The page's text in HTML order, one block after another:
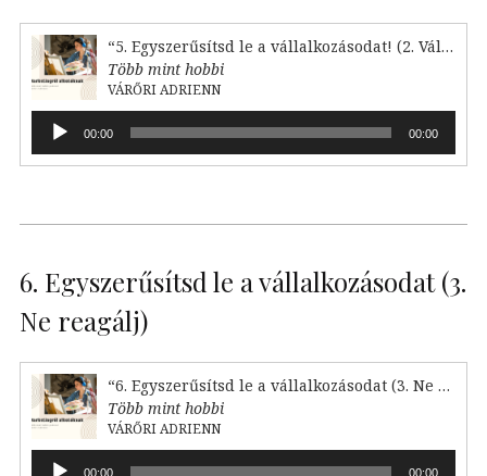
“5. Egyszerűsítsd le a vállalkozásodat! (2. Válaszd le)”
Több mint hobbi
VÁRŐRI ADRIENN
Audió
lejátszó00:00 00:00
6. Egyszerűsítsd le a vállalkozásodat (3.
Ne reagálj)
“6. Egyszerűsítsd le a vállalkozásodat (3. Ne reagálj)”
Több mint hobbi
VÁRŐRI ADRIENN
Audió
00:00 00:00